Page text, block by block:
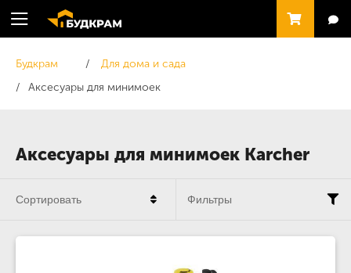
Аксесуары для минимоек Karcher
Будкрам
Для дома и сада
Аксесуары для минимоек
Сортировать Фильтры